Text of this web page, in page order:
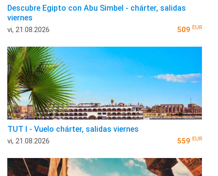
Descubre Egipto con Abu Simbel - chárter, salidas
viernes
vi, 21.08.2026 509 EUR
TUT I - Vuelo chárter, salidas viernes
vi, 21.08.2026 559 EUR